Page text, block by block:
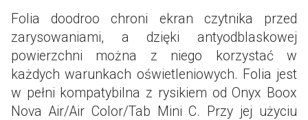
Folia doodroo chroni ekran czytnika przed
zarysowaniami, a dzięki antyodblaskowej
powierzchni można z niego korzystać w
każdych warunkach oświetleniowych. Folia jest
w pełni kompatybilna z rysikiem od Onyx Boox
Nova Air/Air Color/Tab Mini C. Przy jej użyciu